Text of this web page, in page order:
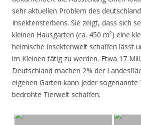
sehr aktuellen Problem des
Insektensterbens. Sie zeigt, dass sich
kleinen Hausgarten (ca. 450 m²) eine
heimische Insektenwelt schaffen lässt
im Kleinen tätig zu werden. Etwa 17
Deutschland machen 2% der
eigenen Garten kann jeder
bedrohte Tierwelt schaffen.